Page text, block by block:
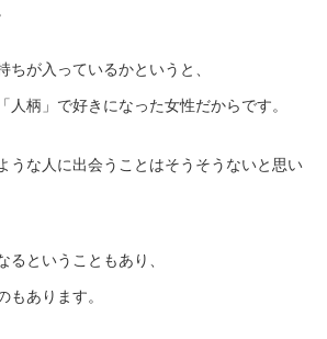
ちが入っているかというと、
人柄」で好きになった女性だからです。
うな人に出会うことはそうそうないと思い
るということもあり、
もあります。